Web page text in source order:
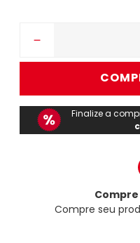
－
Finalize a
Compre seu